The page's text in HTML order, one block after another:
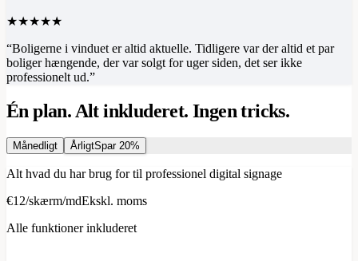
★★★★★
“Boligerne i vinduet er altid aktuelle. Tidligere var der altid et par
boliger hængende, der var solgt for uger siden, det ser ikke
professionelt ud.”
Én plan. Alt inkluderet. Ingen tricks.
Månedligt ÅrligtSpar 20%
Alt hvad du har brug for til professionel digital signage
€12/skærm/mdEkskl. moms
Alle funktioner inkluderet